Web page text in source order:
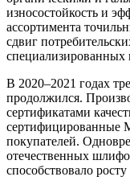
износостойкость и
ассортимента
сдвиг
специализированных
В 2020–2021 годах
продолжился.
сертификатами
сертифицированные
покупателей.
отечественных
способствовало